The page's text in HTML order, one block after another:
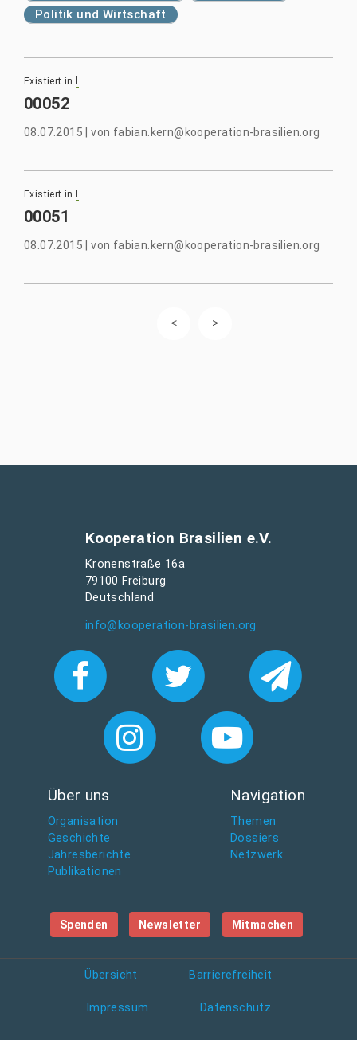
Politik und Wirtschaft
Existiert in
00052
08.07.2015|von fabian.kern@kooperation-brasilien.org
Existiert in
00051
08.07.2015|von fabian.kern@kooperation-brasilien.org
Kooperation Brasilien e.V.
Kronenstraße 16a
79100 Freiburg
Deutschland
info@kooperation-brasilien.org
Über uns
Organisation
Geschichte
Jahresberichte
Publikationen
Navigation
Themen
Dossiers
Netzwerk
Spenden Newsletter Mitmachen
Übersicht Barrierefreiheit
Impressum Datenschutz